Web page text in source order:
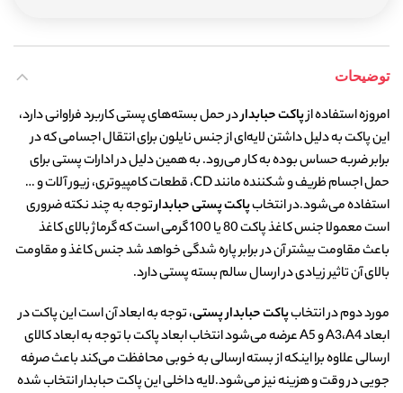
توضیحات
امروزه استفاده ازپاکت‌ حبابداردر حمل بسته‌های پستی کاربرد فراوانی دارد،
این پاکت به دلیل داشتن لایه‌ای از جنس نایلون برای انتقال اجسامی که در
برابر ضربه حساس بوده به کار می‌رود. به همین دلیل در ادارات پستی برای
حمل اجسام ظریف و شکننده مانند CD، قطعات کامپیوتری، زیور آلات و …
استفاده می‌شود.در انتخابپاکت پستی حبابدارتوجه به چند نکته ضروری
است معمولا جنس کاغذ پاکت 80 یا 100 گرمی است که گرماژ بالای کاغذ
باعث مقاومت بیشتر آن در برابر پاره شدگی خواهد شد جنس کاغذ و مقاومت
بالای آن تاثیر زیادی در ارسال سالم بسته پستی دارد.
مورد دوم در انتخابپاکت حبابدار پستی، توجه به ابعاد آن است این پاکت در
ابعاد A3،A4 و A5 عرضه می‌شود انتخاب ابعاد پاکت با توجه به ابعاد کالای
ارسالی علاوه برا اینکه از بسته ارسالی به خوبی محافظت می‌کند باعث صرفه
جویی در وقت و هزینه نیز می‌شود.لایه داخلی این پاکت حبابدار انتخاب شده